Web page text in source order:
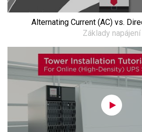
Alternating Current (AC) vs.
Základy napájení